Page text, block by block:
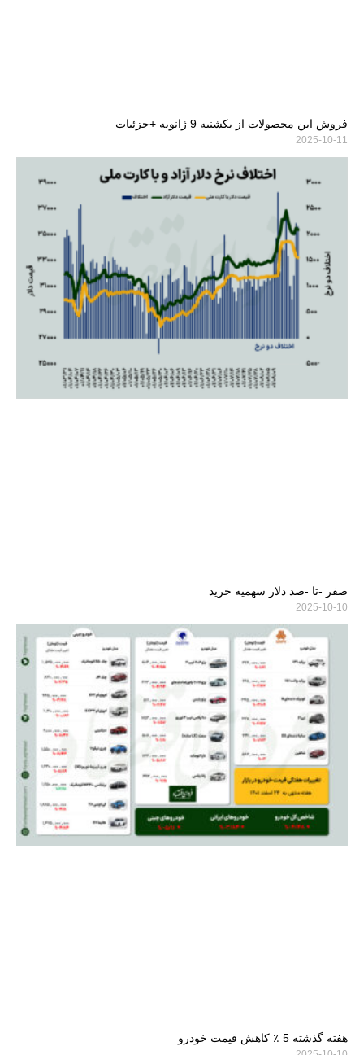
فروش این محصولات از یکشنبه 9 ژانویه +جزئیات
2025-10-11
صفر -تا -صد دلار سهمیه خرید
2025-10-10
هفته گذشته 5 ٪ کاهش قیمت خودرو